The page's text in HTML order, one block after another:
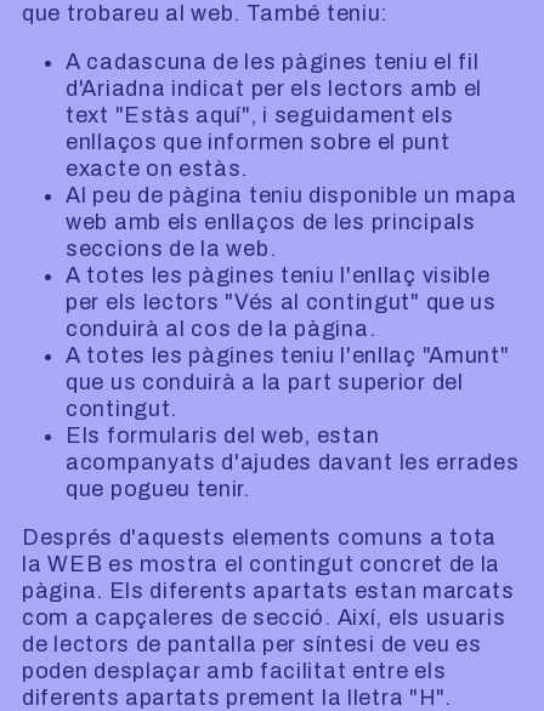
que trobareu al web. També teniu:
A cadascuna de les pàgines teniu el fil
d'Ariadna indicat per els lectors amb el
text "Estàs aquí", i seguidament els
enllaços que informen sobre el punt
exacte on estàs.
Al peu de pàgina teniu disponible un mapa
web amb els enllaços de les principals
seccions de la web.
A totes les pàgines teniu l'enllaç visible
per els lectors "Vés al contingut" que us
conduirà al cos de la pàgina.
A totes les pàgines teniu l'enllaç "Amunt"
que us conduirà a la part superior del
contingut.
Els formularis del web, estan
acompanyats d'ajudes davant les errades
que pogueu tenir.
Després d'aquests elements comuns a tota
la WEB es mostra el contingut concret de la
pàgina. Els diferents apartats estan marcats
com a capçaleres de secció. Així, els usuaris
de lectors de pantalla per síntesi de veu es
poden desplaçar amb facilitat entre els
diferents apartats prement la lletra "H".